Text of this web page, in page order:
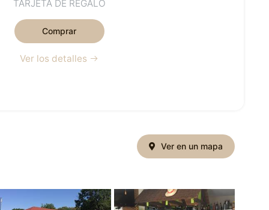
TARJETA DE REGALO
Comprar
Ver los detalles
Ver en un mapa